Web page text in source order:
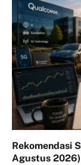
Rekomendasi
Agustus 2026)